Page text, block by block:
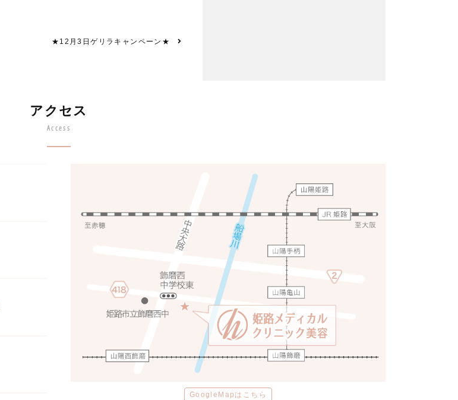
★12月3日ゲリラキャンペーン★
アクセス
Access
GoogleMapはこちら